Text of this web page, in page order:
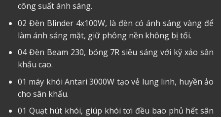
công suất ánh sáng.
02 Đèn Blinder 4x100W, là đèn có ánh sáng vàng để
làm ánh sáng mặt, giữ phông nền không bị tối.
04 Đèn Beam 230, bóng 7R siêu sáng với kỹ xảo sân
khấu cao.
01 máy khói Antari 3000W tạo vẻ lung linh, huyền ảo
cho sân khấu.
01 Quạt hút khói, giúp khói tơi đều bao phủ hết sân